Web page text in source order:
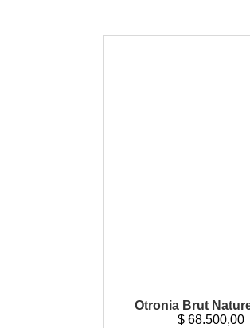
Otronia Brut
$ 68.500,00